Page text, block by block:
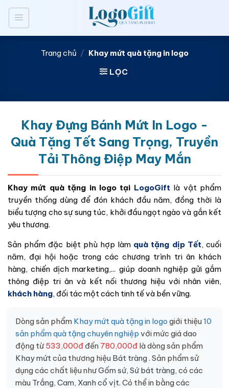
Bỏ
nội
Trang chủ / Khay mứt quà tặng in logo
LỌC
Khay Đựng Bánh Mứt In Logo -
Quà Tặng Tết Sang Trọng, Truyền
Tải Thông Điệp May Mắn
Khay mứt quà tặng in logo tại LogoGift là vật phẩm
truyền thống dùng để đón khách đầu năm, đồng thời là
biểu tượng cho sự sung túc, khởi đầu ngọt ngào và gắn kết
yêu thương.
Sản phẩm đặc biệt phù hợp làm quà tặng dịp Tết, cuối
năm, đại hội hoặc trong các chương trình tri ân khách
hàng, chiến dịch marketing,... giúp doanh nghiệp gửi gắm
thông điệp tri ân và kết nối thương hiệu với nhân viên,
khách hàng, đối tác một cách tinh tế và bền vững.
Dòng sản phẩm Khay mứt quà tặng in logo giới thiệu10
sản phẩm quà tặng chuyên nghiệp với mức giá dao
động từ533,000đ đến 780,000đ là dòng sản phẩm
Khay mứt của thương hiệu Bát tràng. Sản phẩm sử
dụng các chất liệu nhưGốm sứ, Sứ bát tràng, có các
màu Trắng, Cam, Xanh cổ vịt. Có thể in bằng các